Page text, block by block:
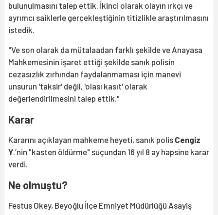
bulunulmasını talep ettik. İkinci olarak olayın ırkçı ve
ayrımcı saiklerle gerçekleştiğinin titizlikle araştırılmasını
istedik.
"Ve son olarak da mütalaadan farklı şekilde ve Anayasa
Mahkemesinin işaret ettiği şekilde sanık polisin
cezasızlık zırhından faydalanmaması için manevi
unsurun 'taksir' değil, 'olası kasıt' olarak
değerlendirilmesini talep ettik."
Karar
Kararını açıklayan mahkeme heyeti, sanık polis Cengiz
Y.’nin "kasten öldürme" suçundan 16 yıl 8 ay hapsine karar
verdi.
Ne olmuştu?
Festus Okey, Beyoğlu İlçe Emniyet Müdürlüğü Asayiş